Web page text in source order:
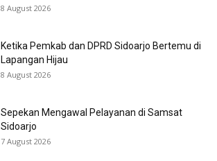
8 August 2026
Ketika Pemkab dan DPRD Sidoarjo Bertemu di
Lapangan Hijau
8 August 2026
Sepekan Mengawal Pelayanan di Samsat
Sidoarjo
7 August 2026